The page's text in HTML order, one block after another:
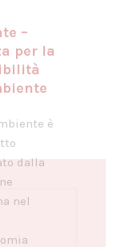
–
per la
è
dalla
nel